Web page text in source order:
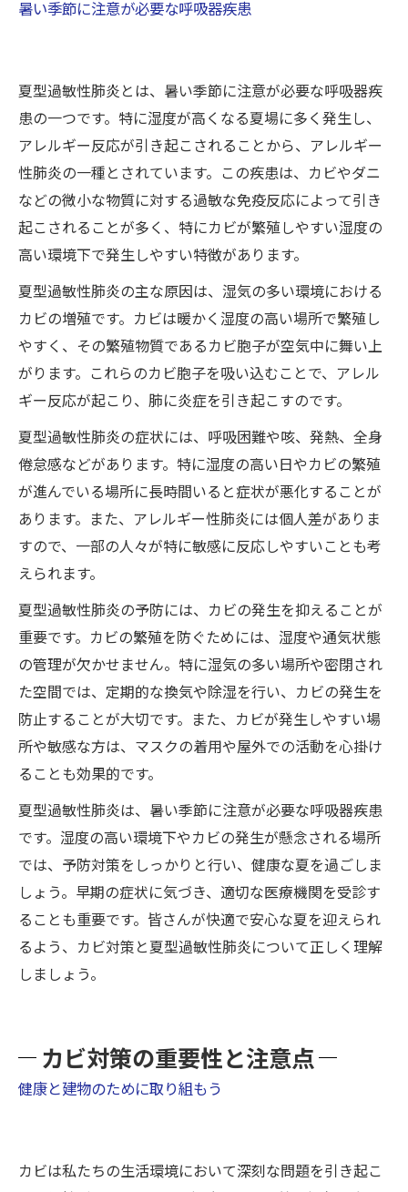
暑い季節に注意が必要な呼吸器疾患
夏型過敏性肺炎とは、暑い季節に注意が必要な呼吸器疾
患の一つです。特に湿度が高くなる夏場に多く発生し、
アレルギー反応が引き起こされることから、アレルギー
性肺炎の一種とされています。この疾患は、カビやダニ
などの微小な物質に対する過敏な免疫反応によって引き
起こされることが多く、特にカビが繁殖しやすい湿度の
高い環境下で発生しやすい特徴があります。
夏型過敏性肺炎の主な原因は、湿気の多い環境における
カビの増殖です。カビは暖かく湿度の高い場所で繁殖し
やすく、その繁殖物質であるカビ胞子が空気中に舞い上
がります。これらのカビ胞子を吸い込むことで、アレル
ギー反応が起こり、肺に炎症を引き起こすのです。
夏型過敏性肺炎の症状には、呼吸困難や咳、発熱、全身
倦怠感などがあります。特に湿度の高い日やカビの繁殖
が進んでいる場所に長時間いると症状が悪化することが
あります。また、アレルギー性肺炎には個人差がありま
すので、一部の人々が特に敏感に反応しやすいことも考
えられます。
夏型過敏性肺炎の予防には、カビの発生を抑えることが
重要です。カビの繁殖を防ぐためには、湿度や通気状態
の管理が欠かせません。特に湿気の多い場所や密閉され
た空間では、定期的な換気や除湿を行い、カビの発生を
防止することが大切です。また、カビが発生しやすい場
所や敏感な方は、マスクの着用や屋外での活動を心掛け
ることも効果的です。
夏型過敏性肺炎は、暑い季節に注意が必要な呼吸器疾患
です。湿度の高い環境下やカビの発生が懸念される場所
では、予防対策をしっかりと行い、健康な夏を過ごしま
しょう。早期の症状に気づき、適切な医療機関を受診す
ることも重要です。皆さんが快適で安心な夏を迎えられ
るよう、カビ対策と夏型過敏性肺炎について正しく理解
しましょう。
カビ対策の重要性と注意点
健康と建物のために取り組もう
カビは私たちの生活環境において深刻な問題を引き起こ